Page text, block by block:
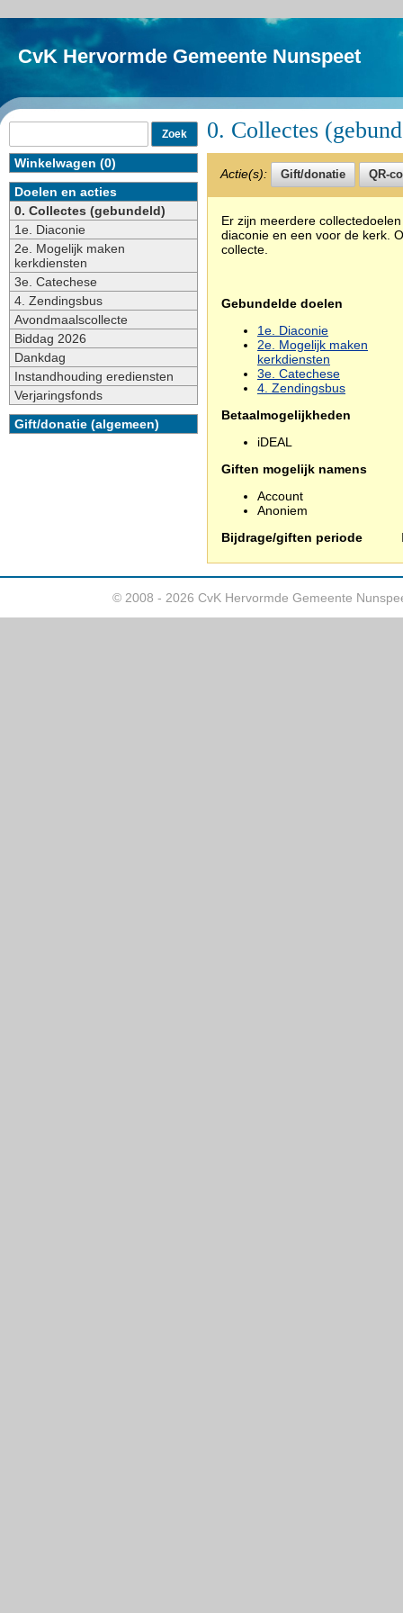
CvK Hervormde Gemeente Nunspeet
0. Collectes
Actie(s):
Er zijn meerdere
diaconie en een voor de kerk.
collecte.
Gebundelde doelen
1e. Diaconie
2e. Mogelijk maken
kerkdiensten
3e. Catechese
4. Zendingsbus
Betaalmogelijkheden
iDEAL
Giften mogelijk namens
Account
Anoniem
Bijdrage/giften periode
Winkelwagen (0)
Doelen en acties
0. Collectes (gebundeld)
1e. Diaconie
2e. Mogelijk maken
kerkdiensten
3e. Catechese
4. Zendingsbus
Avondmaalscollecte
Biddag 2026
Dankdag
Instandhouding erediensten
Verjaringsfonds
Gift/donatie (algemeen)
© 2008 - 2026 CvK Hervormde Gemeente